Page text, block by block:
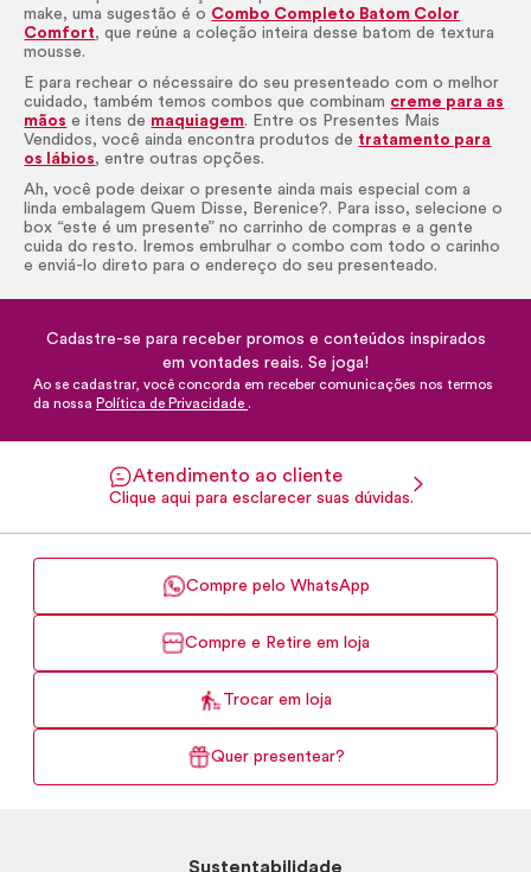
make, uma sugestão é o Combo Completo Batom Color
Comfort, que reúne a coleção inteira desse batom de textura
mousse.
E para rechear o nécessaire do seu presenteado com o melhor
cuidado, também temos combos que combinam creme para as
mãos e itens de maquiagem. Entre os Presentes Mais
Vendidos, você ainda encontra produtos de tratamento para
os lábios, entre outras opções.
Ah, você pode deixar o presente ainda mais especial com a
linda embalagem Quem Disse, Berenice?. Para isso, selecione o
box “este é um presente” no carrinho de compras e a gente
cuida do resto. Iremos embrulhar o combo com todo o carinho
e enviá-lo direto para o endereço do seu presenteado.
Cadastre-se para receber promos e conteúdos inspirados
em vontades reais. Se joga!
Ao se cadastrar, você concorda em receber comunicações nos termos
da nossa Política de Privacidade .
Atendimento ao cliente
Clique aqui para esclarecer suas dúvidas.
Compre pelo WhatsApp
Compre e Retire em loja
Trocar em loja
Quer presentear?
Sustentabilidade